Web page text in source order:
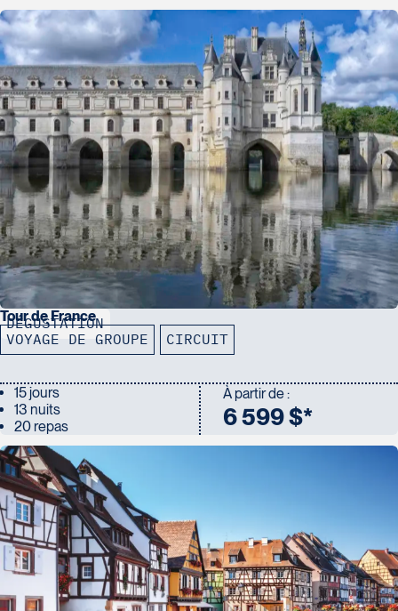
DÉGUSTATION
Tour de France
VOYAGE DE GROUPE CIRCUIT
15 jours
13 nuits
20 repas
À partir de :
6 599 $*